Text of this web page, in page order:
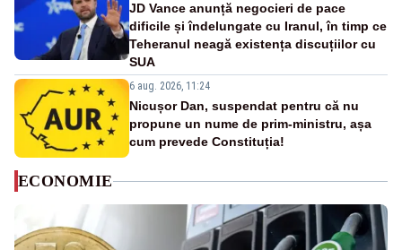
JD Vance anunță negocieri de pace
dificile și îndelungate cu Iranul, în timp ce
Teheranul neagă existența discuțiilor cu
SUA
6 aug. 2026, 11:24
Nicușor Dan, suspendat pentru că nu
propune un nume de prim-ministru, așa
cum prevede Constituția!
ECONOMIE